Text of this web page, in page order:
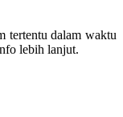
tertentu dalam waktu
lebih lanjut.